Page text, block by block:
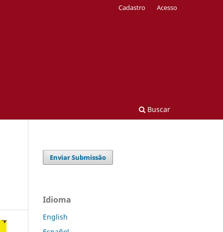
Buscar
Cadastro Acesso
Enviar Submissão
Idioma
English